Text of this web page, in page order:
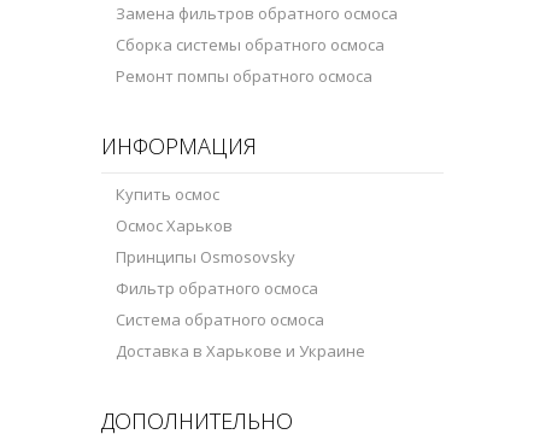
Замена фильтров обратного осмоса
Сборка системы обратного осмоса
Ремонт помпы обратного осмоса
ИНФОРМАЦИЯ
Купить осмос
Осмос Харьков
Принципы Osmosovsky
Фильтр обратного осмоса
Система обратного осмоса
Доставка в Харькове и Украине
ДОПОЛНИТЕЛЬНО